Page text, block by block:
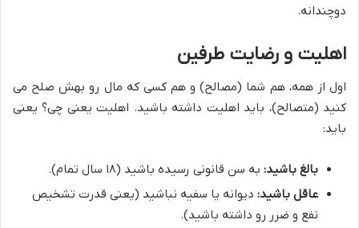
دوچندانه.
اهلیت و رضایت طرفین
اول از همه، هم شما (مصالح) و هم کسی که مال رو بهش صلح می
کنید (متصالح)، باید اهلیت داشته باشید. اهلیت یعنی چی؟ یعنی
باید:
بالغ باشید: به سن قانونی رسیده باشید (۱۸ سال تمام).
عاقل باشید: دیوانه یا سفیه نباشید (یعنی قدرت تشخیص
نفع و ضرر رو داشته باشید).